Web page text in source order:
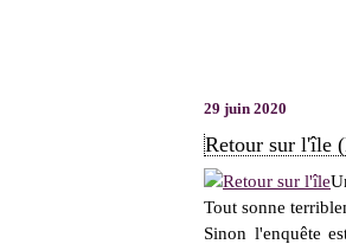
29 juin 2020
Retour sur l'île
Tout sonne
Sinon l'enquête